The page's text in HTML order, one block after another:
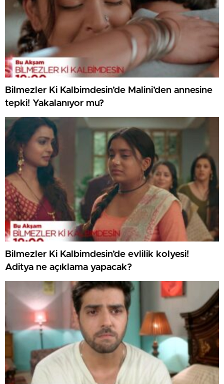
Bilmezler Ki Kalbimdesin’de Malini’den annesine
tepki! Yakalanıyor mu?
Bilmezler Ki Kalbimdesin’de evlilik kolyesi!
Aditya ne açıklama yapacak?